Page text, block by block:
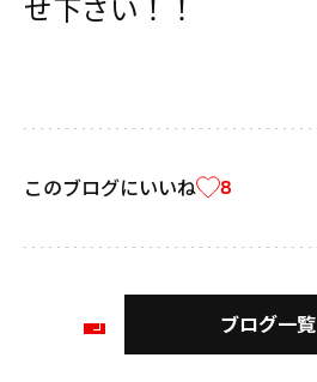
このブログにいいね 8
前
ブログ一覧